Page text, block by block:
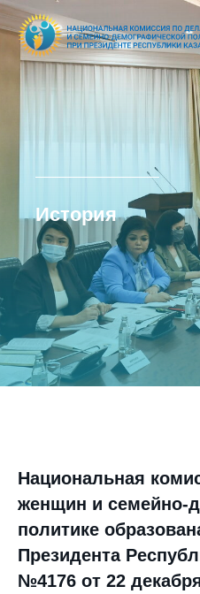
История
Национальная
женщин и семейно-
политике
Президента
№4176 от 22